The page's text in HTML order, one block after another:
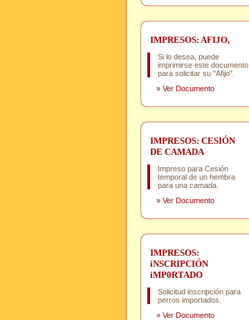
IMPRESOS: AFIJO,
Si lo desea, puede
imprimirse este documento
para solicitar su "Afijo".
» Ver Documento
IMPRESOS: CESIÓN
DE CAMADA
Impreso para Cesión
temporal de un hembra
para una camada.
» Ver Documento
IMPRESOS:
iNSCRIPCIÓN
iMP0RTADO
Solicitud inscripción para
perros importados.
» Ver Documento